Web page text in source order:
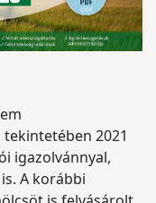
2021
igazolvánnyal,
A korábbi